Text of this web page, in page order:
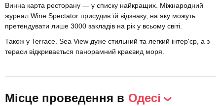
Винна карта ресторану — у списку найкращих. Міжнародний
журнал Wine Spectator присудив їй відзнаку, на яку можуть
претендувати лише 3000 закладів на рік у всьому світі.
Також у Terrace. Sea View дуже стильний та легкий інтер'єр, а з
тераси відкривається панорамний краєвид моря.
Місце проведення в Одесі